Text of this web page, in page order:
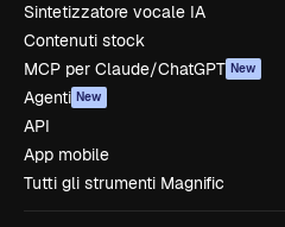
Sintetizzatore vocale IA
Contenuti stock
MCP per Claude/ChatGPT New
Agenti New
API
App mobile
Tutti gli strumenti Magnific